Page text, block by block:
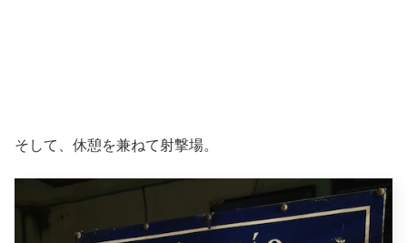
そして、休憩を兼ねて射撃場。